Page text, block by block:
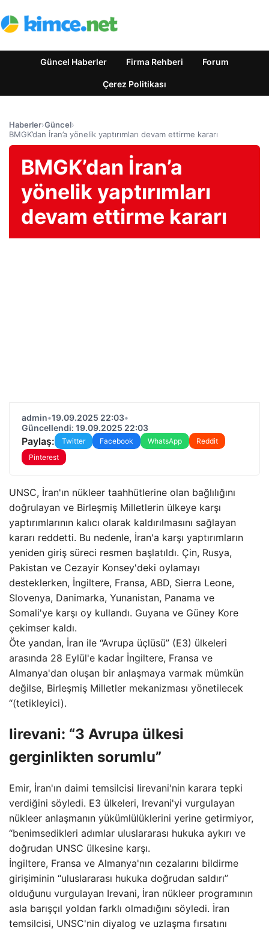
Güncel Haberler Firma Rehberi Forum
Çerez Politikası
Haberler›Güncel›
BMGK’dan İran’a yönelik yaptırımları devam ettirme kararı
BMGK’dan İran’a
yönelik yaptırımları
devam ettirme kararı
admin•19.09.2025 22:03•
Güncellendi: 19.09.2025 22:03
Paylaş: Twitter Facebook WhatsApp
Reddit
Pinterest
UNSC, İran'ın nükleer taahhütlerine olan bağlılığını
doğrulayan ve Birleşmiş Milletlerin ülkeye karşı
yaptırımlarının kalıcı olarak kaldırılmasını sağlayan
kararı reddetti. Bu nedenle, İran'a karşı yaptırımların
yeniden giriş süreci resmen başlatıldı. Çin, Rusya,
Pakistan ve Cezayir Konsey'deki oylamayı
desteklerken, İngiltere, Fransa, ABD, Sierra Leone,
Slovenya, Danimarka, Yunanistan, Panama ve
Somali'ye karşı oy kullandı. Guyana ve Güney Kore
çekimser kaldı.
Öte yandan, İran ile “Avrupa üçlüsü” (E3) ülkeleri
arasında 28 Eylül'e kadar İngiltere, Fransa ve
Almanya'dan oluşan bir anlaşmaya varmak mümkün
değilse, Birleşmiş Milletler mekanizması yönetilecek
“(tetikleyici).
Iirevani: “3 Avrupa ülkesi
gerginlikten sorumlu”
Emir, İran'ın daimi temsilcisi Iirevani'nin karara tepki
verdiğini söyledi. E3 ülkeleri, Irevani'yi vurgulayan
nükleer anlaşmanın yükümlülüklerini yerine getirmiyor,
“benimsedikleri adımlar uluslararası hukuka aykırı ve
doğrudan UNSC ülkesine karşı.
İngiltere, Fransa ve Almanya'nın cezalarını bildirme
girişiminin “uluslararası hukuka doğrudan saldırı”
olduğunu vurgulayan Irevani, İran nükleer programının
asla barışçıl yoldan farklı olmadığını söyledi. İran
temsilcisi, UNSC'nin diyalog ve uzlaşma fırsatını